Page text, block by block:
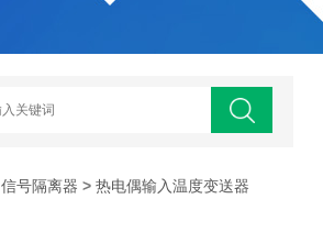
信号隔离器 > 热电偶输入温度变送器